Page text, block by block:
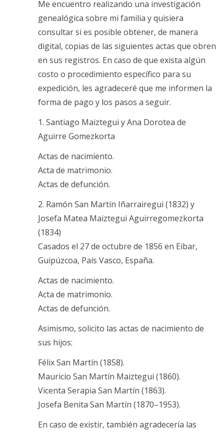
Me encuentro realizando una investigación
genealógica sobre mi familia y quisiera
consultar si es posible obtener, de manera
digital, copias de las siguientes actas que obren
en sus registros. En caso de que exista algún
costo o procedimiento específico para su
expedición, les agradeceré que me informen la
forma de pago y los pasos a seguir.
1. Santiago Maiztegui y Ana Dorotea de
Aguirre Gomezkorta
Actas de nacimiento.
Acta de matrimonio.
Actas de defunción.
2. Ramón San Martín Iñarrairegui (1832) y
Josefa Matea Maiztegui Aguirregomezkorta
(1834)
Casados el 27 de octubre de 1856 en Eibar,
Guipúzcoa, País Vasco, España.
Actas de nacimiento.
Acta de matrimonio.
Actas de defunción.
Asimismo, solicito las actas de nacimiento de
sus hijos:
Félix San Martín (1858).
Mauricio San Martín Maiztegui (1860).
Vicenta Serapia San Martín (1863).
Josefa Benita San Martín (1870–1953).
En caso de existir, también agradecería las